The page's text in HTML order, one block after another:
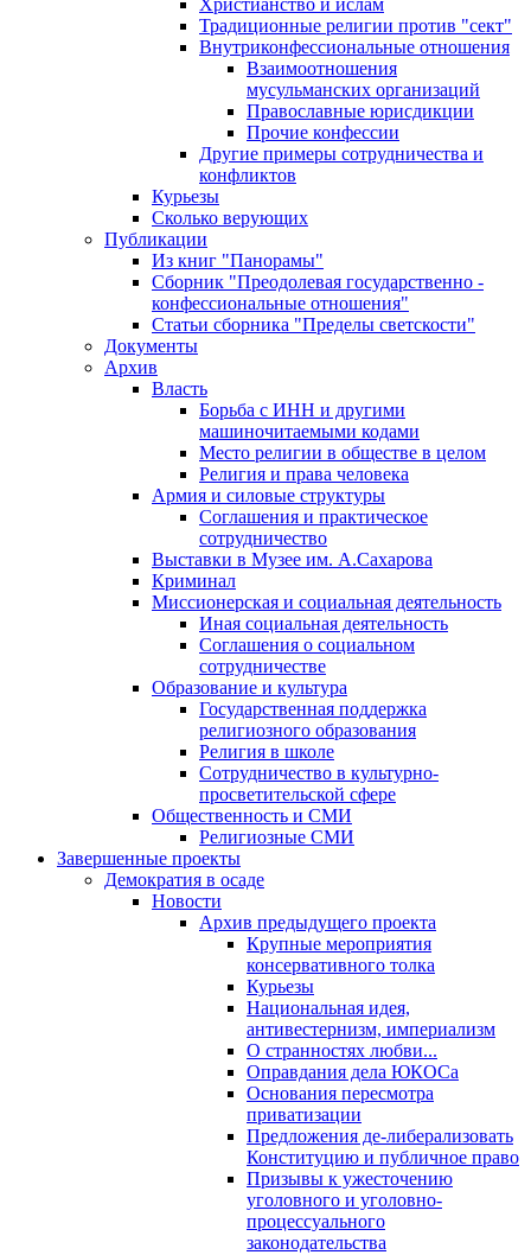
Христианство и ислам
Традиционные религии против "сект"
Внутриконфессиональные отношения
Взаимоотношения
мусульманских организаций
Православные юрисдикции
Прочие конфессии
Другие примеры сотрудничества и
конфликтов
Курьезы
Сколько верующих
Публикации
Из книг "Панорамы"
Сборник "Преодолевая государственно -
конфессиональные отношения"
Статьи сборника "Пределы светскости"
Документы
Архив
Власть
Борьба с ИНН и другими
машиночитаемыми кодами
Место религии в обществе в целом
Религия и права человека
Армия и силовые структуры
Соглашения и практическое
сотрудничество
Выставки в Музее им. А.Сахарова
Криминал
Миссионерская и социальная деятельность
Иная социальная деятельность
Соглашения о социальном
сотрудничестве
Образование и культура
Государственная поддержка
религиозного образования
Религия в школе
Сотрудничество в культурно-
просветительской сфере
Общественность и СМИ
Религиозные СМИ
Завершенные проекты
Демократия в осаде
Новости
Архив предыдущего проекта
Крупные мероприятия
консервативного толка
Курьезы
Национальная идея,
антивестернизм, империализм
О странностях любви...
Оправдания дела ЮКОСа
Основания пересмотра
приватизации
Предложения де-либерализовать
Конституцию и публичное право
Призывы к ужесточению
уголовного и уголовно-
процессуального
законодательства